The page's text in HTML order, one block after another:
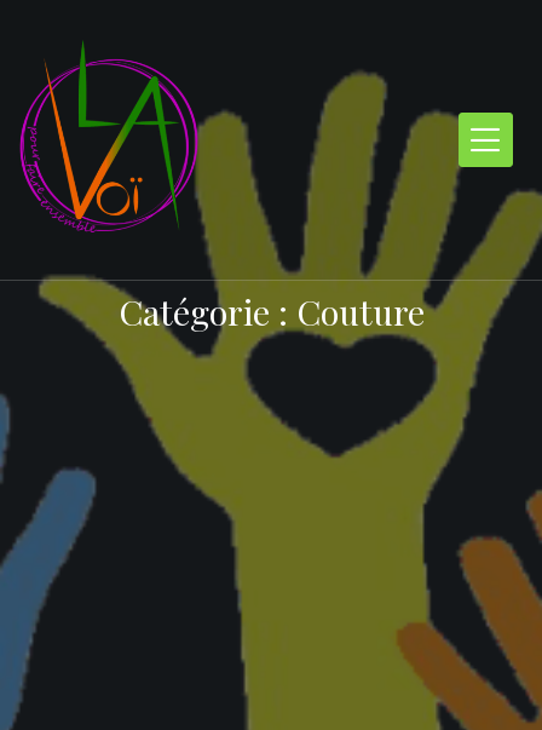
content
Catégorie : Couture